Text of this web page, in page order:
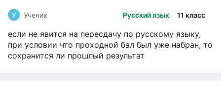
Русский язык 11 класс
У Ученик
если не явится на пересдачу по русскому языку,
при условии что проходной бал был уже набран, то
сохранится ли прошлый результат